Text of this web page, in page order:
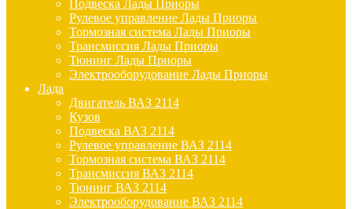
Подвеска Лады Приоры
Рулевое управление Лады Приоры
Тормозная система Лады Приоры
Трансмиссия Лады Приоры
Тюнинг Лады Приоры
Электрооборудование Лады Приоры
Лада
Двигатель ВАЗ 2114
Кузов
Подвеска ВАЗ 2114
Рулевое управление ВАЗ 2114
Тормозная система ВАЗ 2114
Трансмиссия ВАЗ 2114
Тюнинг ВАЗ 2114
Электрооборудование ВАЗ 2114